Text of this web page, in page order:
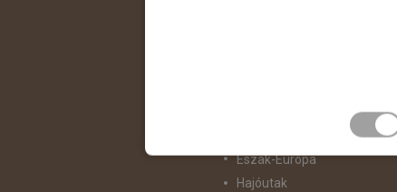
Észak-Európa
Hajóutak